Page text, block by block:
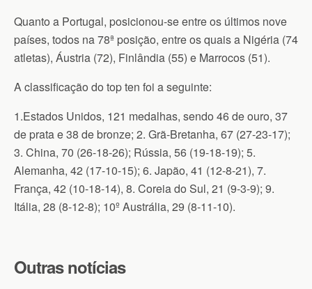
Quanto a Portugal, posicionou-se entre os últimos nove
países, todos na 78ª posição, entre os quais a Nigéria (74
atletas), Áustria (72), Finlândia (55) e Marrocos (51).
A classificação do top ten foi a seguinte:
1.Estados Unidos, 121 medalhas, sendo 46 de ouro, 37
de prata e 38 de bronze; 2. Grã-Bretanha, 67 (27-23-17);
3. China, 70 (26-18-26); Rússia, 56 (19-18-19); 5.
Alemanha, 42 (17-10-15); 6. Japão, 41 (12-8-21), 7.
França, 42 (10-18-14), 8. Coreia do Sul, 21 (9-3-9); 9.
Itália, 28 (8-12-8); 10º Austrália, 29 (8-11-10).
Outras notícias